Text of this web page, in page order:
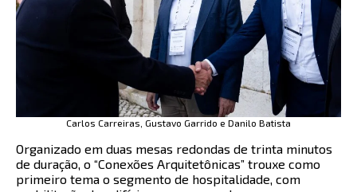
Carlos Carreiras, Gustavo Garrido e Danilo Batista
Organizado em duas mesas redondas de trinta minutos
de duração, o “Conexões Arquitetônicas” trouxe como
primeiro tema o segmento de hospitalidade, com